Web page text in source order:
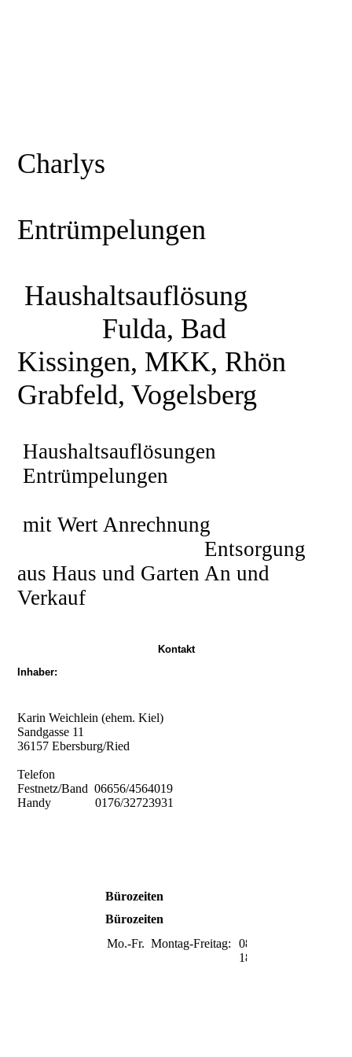
Charlys
Entrümpelungen
Haushaltsauflösung
Fulda, Bad
Kissingen, MKK, Rhön
Grabfeld, Vogelsberg
Haushaltsauflösungen
Entrümpelungen
mit Wert Anrechnung
Entsorgung
aus Haus und Garten An und
Verkauf
Kontakt
Inhaber:
Karin Weichlein (ehem. Kiel)
Sandgasse 11
36157 Ebersburg/Ried
Telefon
Festnetz/Band 06656/4564019
Handy 0176/32723931
Bürozeiten
Bürozeiten
Mo.-Fr. Montag-Freitag:
08:00-
18:00